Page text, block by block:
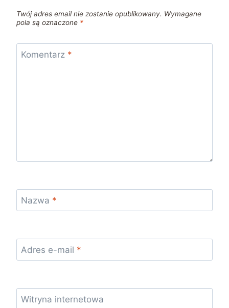
Twój adres email nie zostanie opublikowany. Wymagane
pola są oznaczone *
Komentarz *
Nazwa *
Adres e-mail *
Witryna internetowa